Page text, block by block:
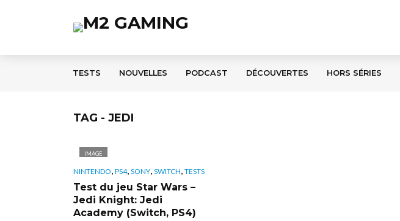
TESTS NOUVELLES PODCAST DÉCOUVERTES HORS SÉRIES
TAG - JEDI
IMAGE
NINTENDO, PS4, SONY, SWITCH, TESTS
Test du jeu Star Wars –
Jedi Knight: Jedi
Academy (Switch, PS4)